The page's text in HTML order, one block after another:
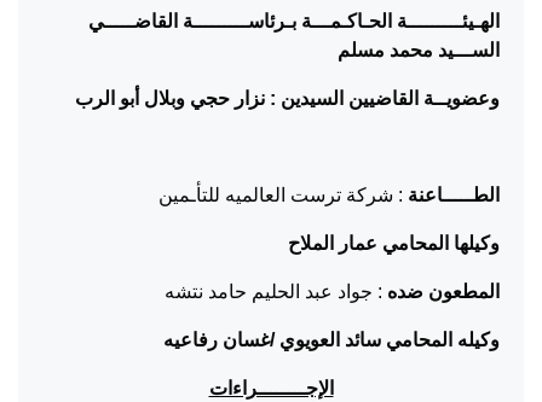
الهـيئـــــــــة الحـاكـمـــة بـرئاســـــــــة القاضـــــي
الســـيد محمد مسلم
وعضويــة القاضيين السيدين : نزار حجي وبلال أبو الرب
الطـــــاعنة : شركة ترست العالميه للتأـمين
وكيلها المحامي عمار الملاح
المطعون ضده : جواد عبد الحليم حامد نتشه
وكيله المحامي سائد العويوي /غسان رفاعيه
الإجــــــــراءات